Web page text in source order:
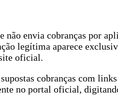
não envia cobranças por
legítima aparece
oficial.
cobranças com
no portal oficial,